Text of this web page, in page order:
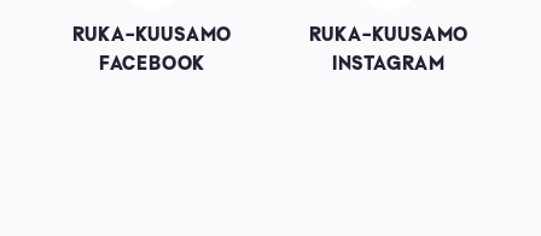
RUKA-KUUSAMO
FACEBOOK
RUKA-KUUSAMO
INSTAGRAM